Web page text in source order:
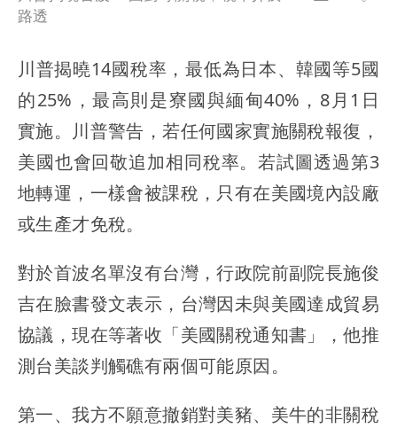
路透
川普揭曉14國稅率，最低為日本、韓國等5國
的25%，最高則是寮國與緬甸40%，8月1日
實施。川普警告，若任何國家實施關稅報復，
美國也會回敬追加相同稅率。若試圖透過第3
地轉運，一樣會被課稅，只有在美國境內設廠
或生產才免稅。
對於首波名單沒有台灣，行政院前副院長施俊
吉在臉書發文表示，台灣因未與美國達成貿易
協議，現在等著收「美國關稅通知書」，他推
測台美談判觸礁有兩個可能原因。
第一、我方不願意撤銷對美豬、美牛的非關稅